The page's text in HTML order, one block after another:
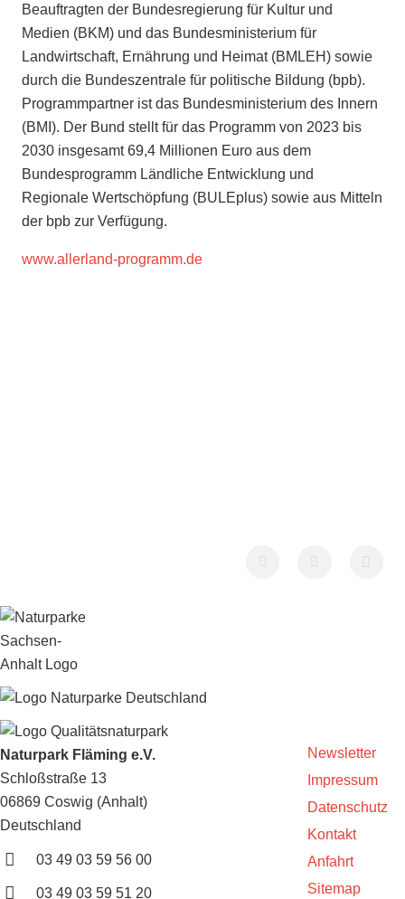
Beauftragten der Bundesregierung für Kultur und
Medien (BKM) und das Bundesministerium für
Landwirtschaft, Ernährung und Heimat (BMLEH) sowie
durch die Bundeszentrale für politische Bildung (bpb).
Programmpartner ist das Bundesministerium des Innern
(BMI). Der Bund stellt für das Programm von 2023 bis
2030 insgesamt 69,4 Millionen Euro aus dem
Bundesprogramm Ländliche Entwicklung und
Regionale Wertschöpfung (BULEplus) sowie aus Mitteln
der bpb zur Verfügung.
www.allerland-programm.de
Naturpark Fläming e.V.
Schloßstraße 13
06869 Coswig (Anhalt)
Deutschland
03 49 03 59 56 00
03 49 03 59 51 20
Newsletter
Impressum
Datenschutz
Kontakt
Anfahrt
Sitemap